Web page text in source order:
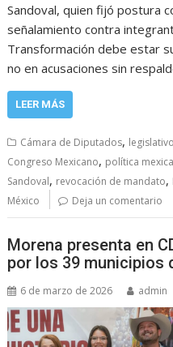
Sandoval, quien fijó postura
señalamiento contra
Transformación debe estar
no en acusaciones sin
LEER MÁS
Cámara de Diputados, legislativo
Congreso Mexicano, política
Sandoval, revocación de mandato,
México
Deja un comentario
Morena presenta en
por los 39 municipios
6 de marzo de 2026 admin